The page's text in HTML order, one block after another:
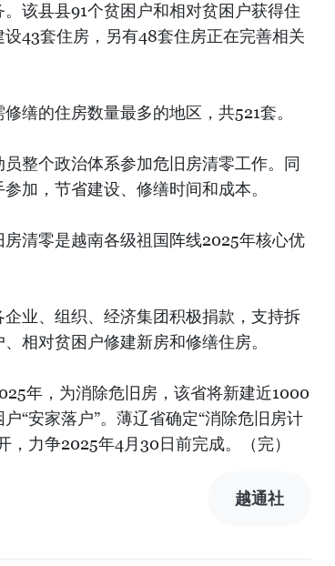
该县县91个贫困户和相对贫困户获得住
43套住房，另有48套住房正在完善相关
缮的住房数量最多的地区，共521套。
整个政治体系参加危旧房清零工作。同
加，节省建设、修缮时间和成本。
清零是越南各级祖国阵线2025年核心优
业、组织、经济集团积极捐款，支持拆
相对贫困户修建新房和修缮住房。
年，为消除危旧房，该省将新建近1000
“安家落户”。薄辽省确定“消除危旧房计
力争2025年4月30日前完成。（完）
越通社